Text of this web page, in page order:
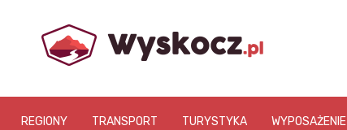
www.wyskocz.pl
REGIONY TRANSPORT TURYSTYKA WYPOSAŻENIE